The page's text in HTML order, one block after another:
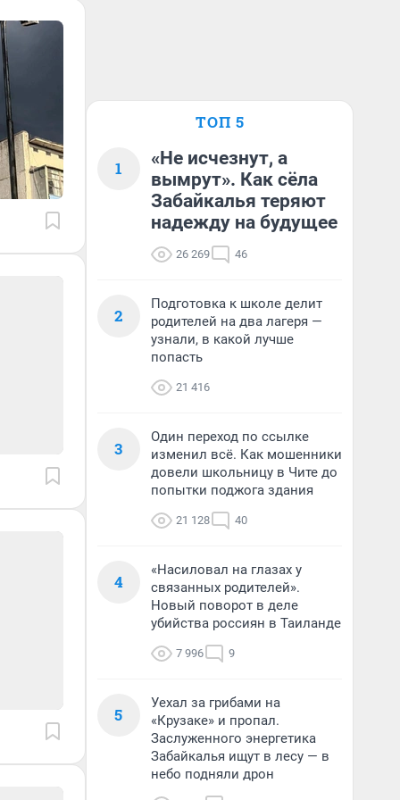
ТОП 5
1
«Не исчезнут, а
вымрут». Как сёла
Забайкалья теряют
надежду на будущее
26 269 46
2
Подготовка к школе делит
родителей на два лагеря —
узнали, в какой лучше
попасть
21 416
3
Один переход по ссылке
изменил всё. Как мошенники
довели школьницу в Чите до
попытки поджога здания
21 128 40
4
«Насиловал на глазах у
связанных родителей».
Новый поворот в деле
убийства россиян в Таиланде
7 996 9
5
Уехал за грибами на
«Крузаке» и пропал.
Заслуженного энергетика
Забайкалья ищут в лесу — в
небо подняли дрон